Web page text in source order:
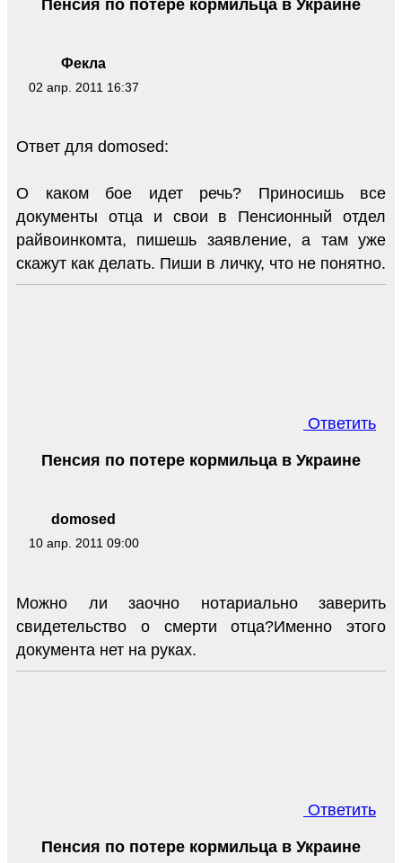
Фекла
02 апр. 2011 16:37
Пенсия по потере кормильца в Украине
Ответ для domosed:
О каком бое идет речь? Приносишь все
документы отца и свои в Пенсионный отдел
райвоинкомта, пишешь заявление, а там уже
скажут как делать. Пиши в личку, что не понятно.
Ответить
domosed
10 апр. 2011 09:00
Пенсия по потере кормильца в Украине
Можно ли заочно нотариально заверить
свидетельство о смерти отца?Именно этого
документа нет на руках.
Ответить
Пенсия по потере кормильца в Украине